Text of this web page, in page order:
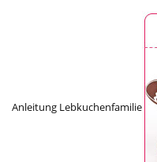
Anleitung Lebkuchenfamilie